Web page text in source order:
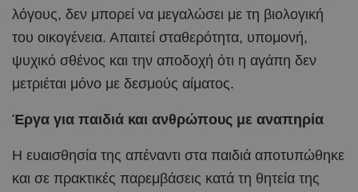
λόγους, δεν μπορεί να μεγαλώσει με τη βιολογική
του οικογένεια. Απαιτεί σταθερότητα, υπομονή,
ψυχικό σθένος και την αποδοχή ότι η αγάπη δεν
μετριέται μόνο με δεσμούς αίματος.
Έργα για παιδιά και ανθρώπους με αναπηρία
Η ευαισθησία της απέναντι στα παιδιά αποτυπώθηκε
και σε πρακτικές παρεμβάσεις κατά τη θητεία της